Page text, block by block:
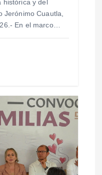
histórica y del
Jerónimo Cuautla,
En el marco…